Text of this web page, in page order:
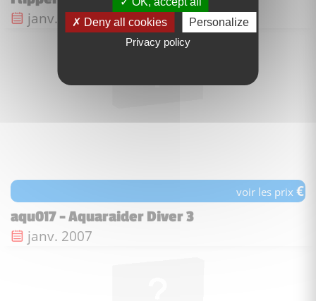
Date de sortie :
janv. 2007
voir les prix€
aqu017 - Aquaraider Diver 3
Date de sortie :
janv. 2007
Deny all cookies
Personalize
Privacy policy